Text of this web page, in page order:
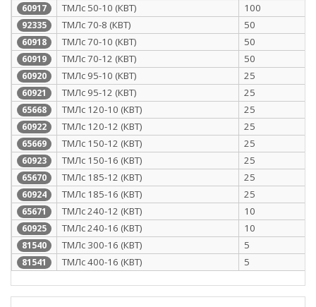
60917 ТМЛс 50-10 (КВТ) 100
92335 ТМЛс 70-8 (КВТ) 50
60918 ТМЛс 70-10 (КВТ) 50
60919 ТМЛс 70-12 (КВТ) 50
60920 ТМЛс 95-10 (КВТ) 25
60921 ТМЛс 95-12 (КВТ) 25
65668 ТМЛс 120-10 (КВТ) 25
60922 ТМЛс 120-12 (КВТ) 25
65669 ТМЛс 150-12 (КВТ) 25
60923 ТМЛс 150-16 (КВТ) 25
65670 ТМЛс 185-12 (КВТ) 25
60924 ТМЛс 185-16 (КВТ) 25
65671 ТМЛс 240-12 (КВТ) 10
60925 ТМЛс 240-16 (КВТ) 10
81540 ТМЛс 300-16 (КВТ) 5
81541 ТМЛс 400-16 (КВТ) 5